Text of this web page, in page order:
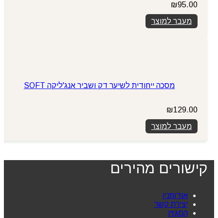
₪95.00
מעבר למוצר
מסכה ייחודית לשיער דק ושביר אנג'ליקה SOFT
₪129.00
מעבר למוצר
קישורים מהירים
אודותניו
יצירת קשר
המגזין